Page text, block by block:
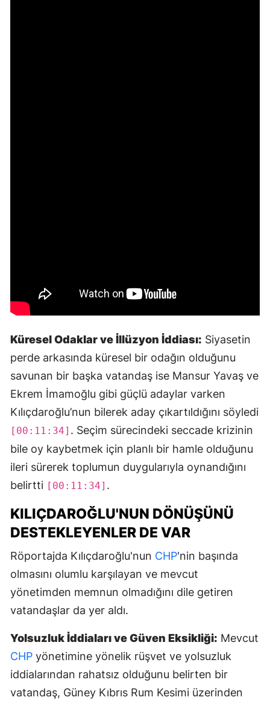
Küresel Odaklar ve İllüzyon İddiası: Siyasetin
perde arkasında küresel bir odağın olduğunu
savunan bir başka vatandaş ise Mansur Yavaş ve
Ekrem İmamoğlu gibi güçlü adaylar varken
Kılıçdaroğlu’nun bilerek aday çıkartıldığını söyledi
[00:11:34] . Seçim sürecindeki seccade krizinin
bile oy kaybetmek için planlı bir hamle olduğunu
ileri sürerek toplumun duygularıyla oynandığını
belirtti [00:11:34] .
KILIÇDAROĞLU'NUN DÖNÜŞÜNÜ
DESTEKLEYENLER DE VAR
Röportajda Kılıçdaroğlu'nun CHP'nin başında
olmasını olumlu karşılayan ve mevcut
yönetimden memnun olmadığını dile getiren
vatandaşlar da yer aldı.
Yolsuzluk İddiaları ve Güven Eksikliği: Mevcut
CHP yönetimine yönelik rüşvet ve yolsuzluk
iddialarından rahatsız olduğunu belirten bir
vatandaş, Güney Kıbrıs Rum Kesimi üzerinden